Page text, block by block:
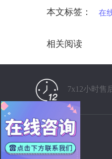
本文标签： 在
相关阅读
7x12小时售